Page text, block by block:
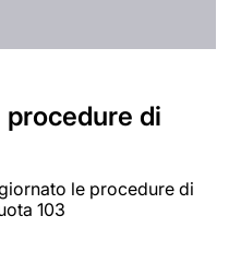
procedure di
le procedure di
103